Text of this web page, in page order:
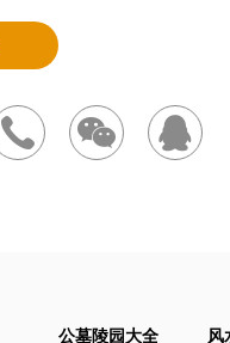
公墓陵园大全 风